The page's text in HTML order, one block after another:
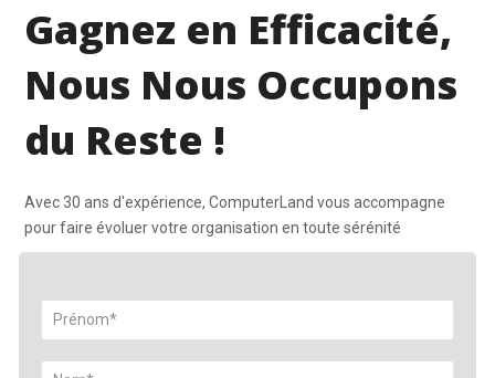
Gagnez en Efficacité,
Nous Nous Occupons
du Reste !
Avec 30 ans d'expérience, ComputerLand vous accompagne
pour faire évoluer votre organisation en toute sérénité